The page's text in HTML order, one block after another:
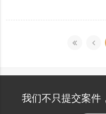
我们不只提交案件